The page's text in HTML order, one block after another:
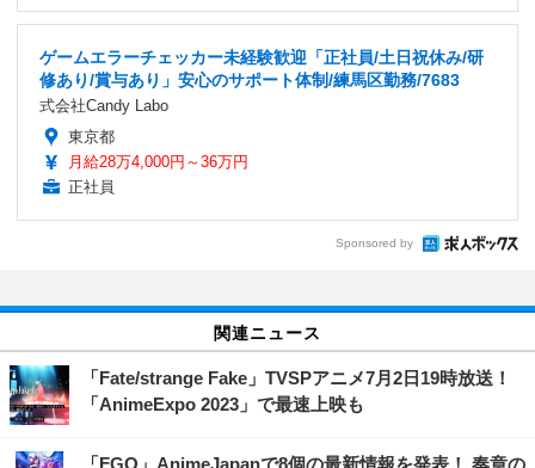
ゲームエラーチェッカー未経験歓迎「正社員/土日祝休み/研
修あり/賞与あり」安心のサポート体制/練馬区勤務/7683
式会社Candy Labo
東京都
月給28万4,000円～36万円
正社員
Sponsored by
関連ニュース
「Fate/strange Fake」TVSPアニメ7月2日19時放送！
「AnimeExpo 2023」で最速上映も
「FGO」AnimeJapanで8個の最新情報を発表！ 奏章の